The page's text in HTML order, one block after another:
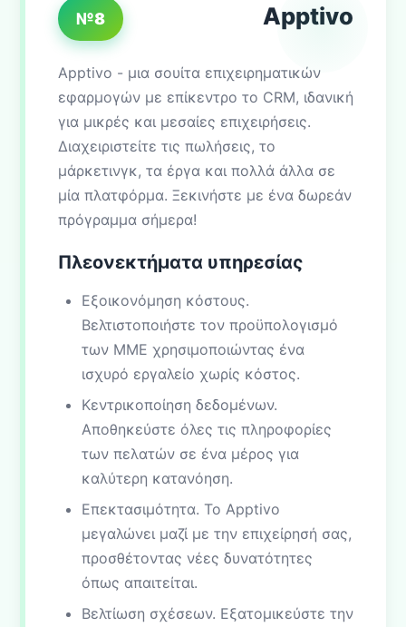
№8 Apptivo
Apptivo - μια σουίτα επιχειρηματικών
εφαρμογών με επίκεντρο το CRM, ιδανική
για μικρές και μεσαίες επιχειρήσεις.
Διαχειριστείτε τις πωλήσεις, το
μάρκετινγκ, τα έργα και πολλά άλλα σε
μία πλατφόρμα. Ξεκινήστε με ένα δωρεάν
πρόγραμμα σήμερα!
Πλεονεκτήματα υπηρεσίας
Εξοικονόμηση κόστους.
Βελτιστοποιήστε τον προϋπολογισμό
των ΜΜΕ χρησιμοποιώντας ένα
ισχυρό εργαλείο χωρίς κόστος.
Κεντρικοποίηση δεδομένων.
Αποθηκεύστε όλες τις πληροφορίες
των πελατών σε ένα μέρος για
καλύτερη κατανόηση.
Επεκτασιμότητα. Το Apptivo
μεγαλώνει μαζί με την επιχείρησή σας,
προσθέτοντας νέες δυνατότητες
όπως απαιτείται.
Βελτίωση σχέσεων. Εξατομικεύστε την